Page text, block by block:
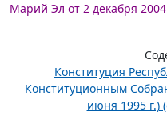
Марий Эл от 2 декабря
Конституция
Конституционным
июня 1995 г.)